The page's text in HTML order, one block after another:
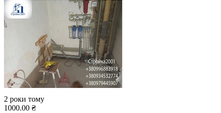
2 роки тому
1000.00 ₴